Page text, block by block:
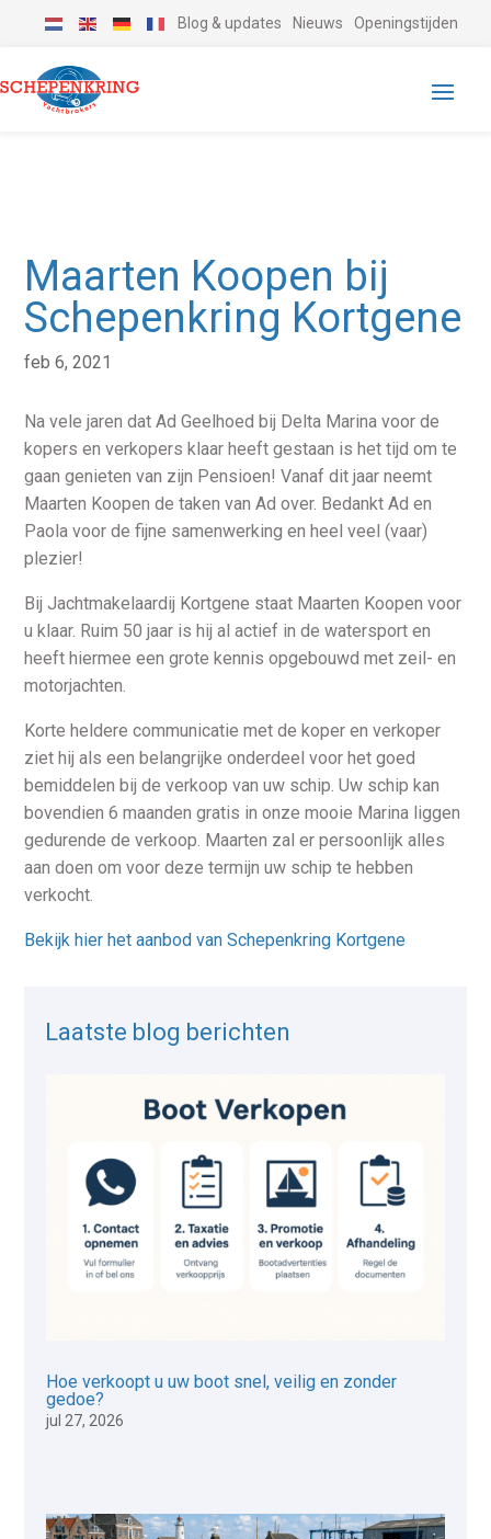
Blog & updates Nieuws Openingstijden
Maarten Koopen bij
Schepenkring Kortgene
feb 6, 2021
Na vele jaren dat Ad Geelhoed bij Delta Marina voor de
kopers en verkopers klaar heeft gestaan is het tijd om te
gaan genieten van zijn Pensioen! Vanaf dit jaar neemt
Maarten Koopen de taken van Ad over. Bedankt Ad en
Paola voor de fijne samenwerking en heel veel (vaar)
plezier!
Bij Jachtmakelaardij Kortgene staat Maarten Koopen voor
u klaar. Ruim 50 jaar is hij al actief in de watersport en
heeft hiermee een grote kennis opgebouwd met zeil- en
motorjachten.
Korte heldere communicatie met de koper en verkoper
ziet hij als een belangrijke onderdeel voor het goed
bemiddelen bij de verkoop van uw schip. Uw schip kan
bovendien 6 maanden gratis in onze mooie Marina liggen
gedurende de verkoop. Maarten zal er persoonlijk alles
aan doen om voor deze termijn uw schip te hebben
verkocht.
Bekijk hier het aanbod van Schepenkring Kortgene
Laatste blog berichten
Hoe verkoopt u uw boot snel, veilig en zonder
gedoe?
jul 27, 2026